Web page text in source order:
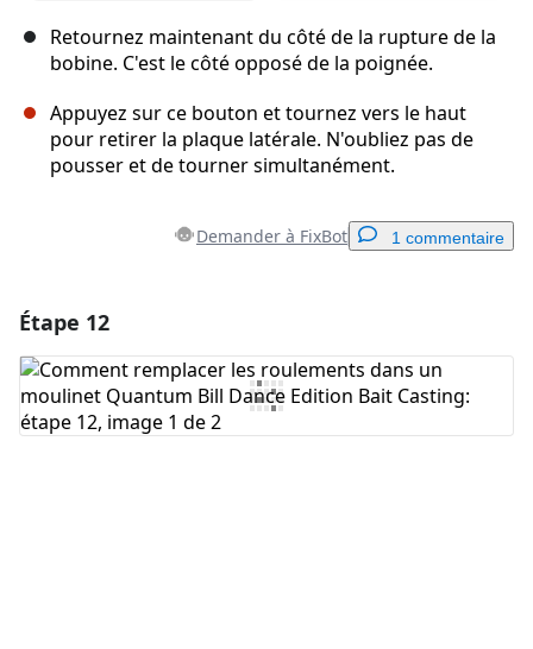
Retournez maintenant du côté de la rupture de la
bobine. C'est le côté opposé de la poignée.
Appuyez sur ce bouton et tournez vers le haut
pour retirer la plaque latérale. N'oubliez pas de
pousser et de tourner simultanément.
Demander à FixBot 1 commentaire
Ajouter un commentaire
Étape 12